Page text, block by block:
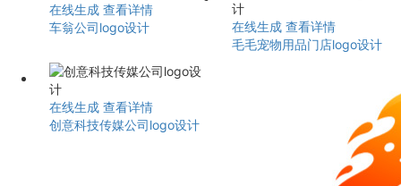
在线生成 查看详情
车翁公司logo设计
在线生成 查看详情
毛毛宠物用品门店logo设计
在线生成 查看详情
创意科技传媒公司logo设计